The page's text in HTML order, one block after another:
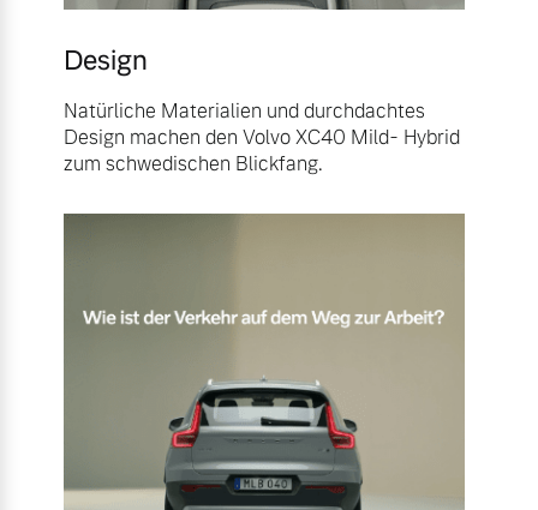
Design
Natürliche Materialien und durchdachtes
Design machen den Volvo XC40 Mild- Hybrid
zum schwedischen Blickfang.